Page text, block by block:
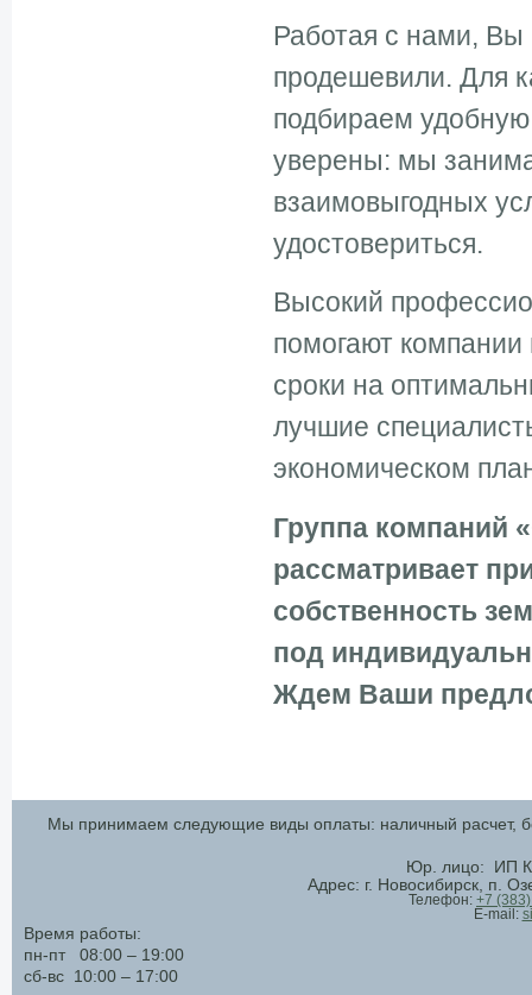
Работая с нами,
продешевили. Для
подбираем
уверены: мы
взаимовыгодных
удостовериться.
Высокий
помогают
сроки на
лучшие
экономическом
Группа компаний
рассматривает
собственность
под
Ждем Ваши
Мы принимаем следующие виды оплаты: наличный расчет,
Юр. лицо: ИП
Адрес: г. Новосибирск, п.
Телефон: +7
E-mail:
Время работы:
пн-пт 08:00 – 19:00
сб-вс 10:00 – 17:00